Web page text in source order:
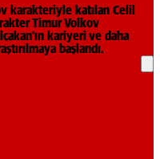
karakteriyle katılan Celil
Timur Volkov
kariyeri ve daha
başlandı.